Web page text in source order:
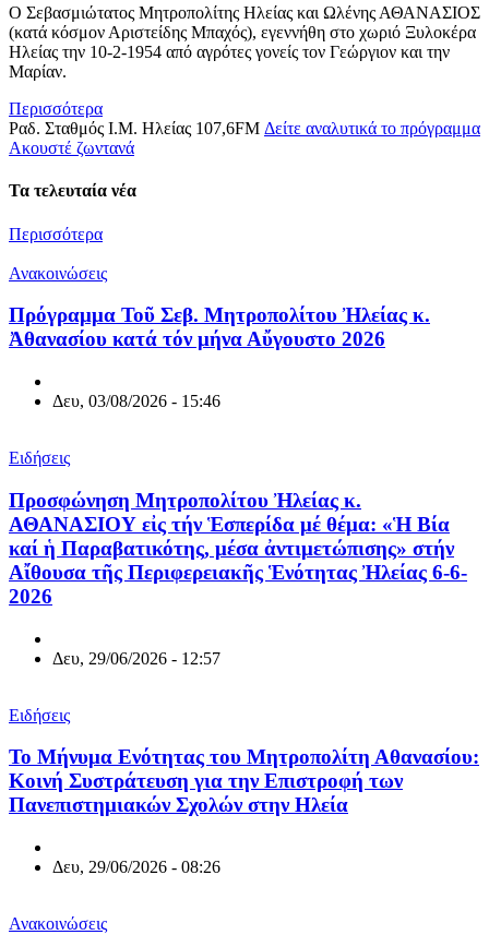
Ο Σεβασμιώτατος Μητροπολίτης Ηλείας και Ωλένης ΑΘΑΝΑΣΙΟΣ
(κατά κόσμον Αριστείδης Μπαχός), εγεννήθη στο χωριό Ξυλοκέρα
Ηλείας την 10-2-1954 από αγρότες γονείς τον Γεώργιον και την
Μαρίαν.
Περισσότερα
Ραδ. Σταθμός Ι.Μ. Ηλείας 107,6FM Δείτε αναλυτικά το πρόγραμμα
Aκουστέ ζωντανά
Τα τελευταία νέα
Περισσότερα
Ανακοινώσεις
Πρόγραμμα Τοῦ Σεβ. Μητροπολίτου Ἠλείας κ.
Ἀθανασίου κατά τόν μήνα Αὔγουστο 2026
Δευ, 03/08/2026 - 15:46
Ειδήσεις
Προσφώνηση Μητροπολίτου Ἠλείας κ.
ΑΘΑΝΑΣΙΟΥ εἰς τήν Ἑσπερίδα μέ θέμα: «Ἡ Βία
καί ἡ Παραβατικότης, μέσα ἀντιμετώπισης» στήν
Αἴθουσα τῆς Περιφερειακῆς Ἑνότητας Ἠλείας 6-6-
2026
Δευ, 29/06/2026 - 12:57
Ειδήσεις
Το Μήνυμα Ενότητας του Μητροπολίτη Αθανασίου:
Κοινή Συστράτευση για την Επιστροφή των
Πανεπιστημιακών Σχολών στην Ηλεία
Δευ, 29/06/2026 - 08:26
Ανακοινώσεις